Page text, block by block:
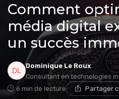
Comment
média digital
un succès
Dominique Le Roux
Consultant en technologies
6 min de lecture Partager